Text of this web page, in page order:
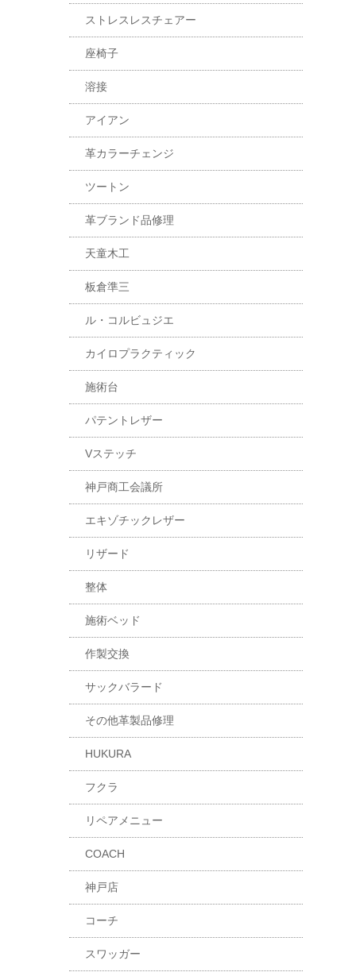
ストレスレスチェアー
座椅子
溶接
アイアン
革カラーチェンジ
ツートン
革ブランド品修理
天童木工
板倉準三
ル・コルビュジエ
カイロプラクティック
施術台
パテントレザー
Vステッチ
神戸商工会議所
エキゾチックレザー
リザード
整体
施術ベッド
作製交換
サックバラード
その他革製品修理
HUKURA
フクラ
リペアメニュー
COACH
神戸店
コーチ
スワッガー